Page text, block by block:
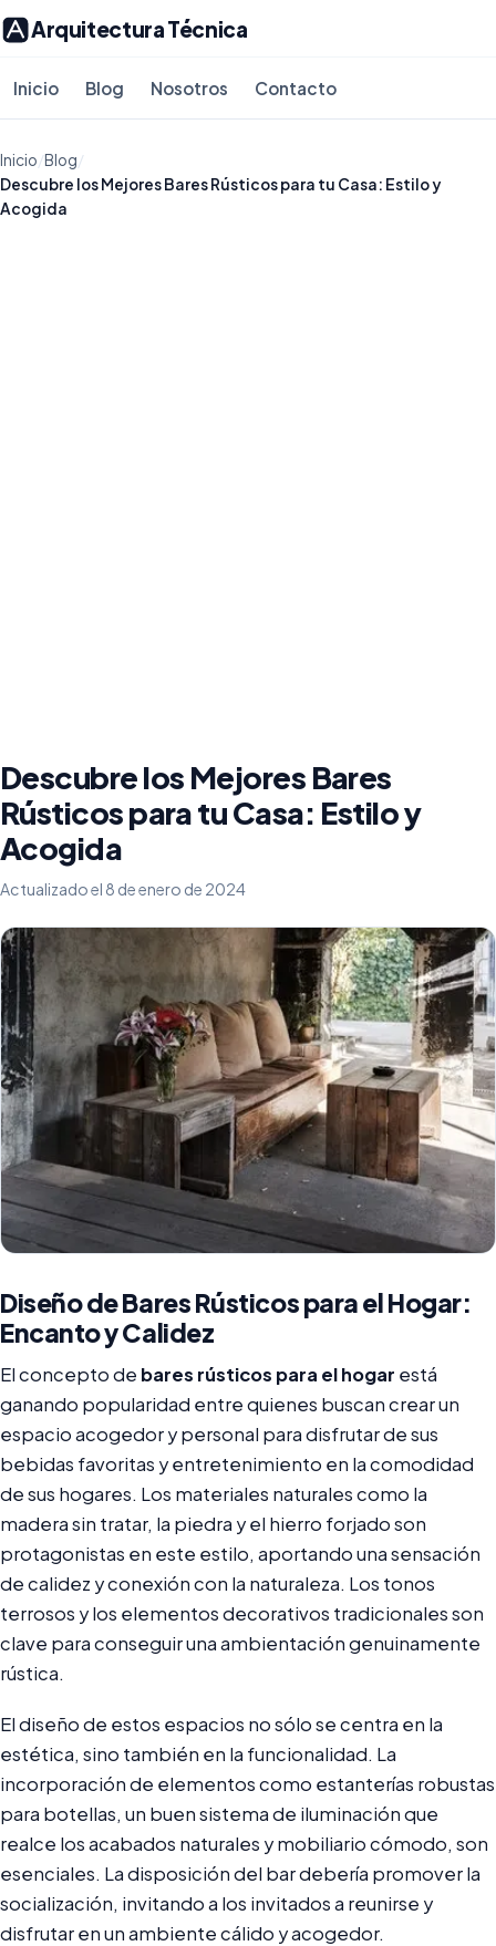
Arquitectura Técnica
Inicio Blog Nosotros Contacto
Inicio/Blog/
Descubre los Mejores Bares Rústicos para tu Casa: Estilo y
Acogida
Descubre los Mejores Bares
Rústicos para tu Casa: Estilo y
Acogida
Actualizado el 8 de enero de 2024
Diseño de Bares Rústicos para el Hogar:
Encanto y Calidez
El concepto de bares rústicos para el hogar está
ganando popularidad entre quienes buscan crear un
espacio acogedor y personal para disfrutar de sus
bebidas favoritas y entretenimiento en la comodidad
de sus hogares. Los materiales naturales como la
madera sin tratar, la piedra y el hierro forjado son
protagonistas en este estilo, aportando una sensación
de calidez y conexión con la naturaleza. Los tonos
terrosos y los elementos decorativos tradicionales son
clave para conseguir una ambientación genuinamente
rústica.
El diseño de estos espacios no sólo se centra en la
estética, sino también en la funcionalidad. La
incorporación de elementos como estanterías robustas
para botellas, un buen sistema de iluminación que
realce los acabados naturales y mobiliario cómodo, son
esenciales. La disposición del bar debería promover la
socialización, invitando a los invitados a reunirse y
disfrutar en un ambiente cálido y acogedor.